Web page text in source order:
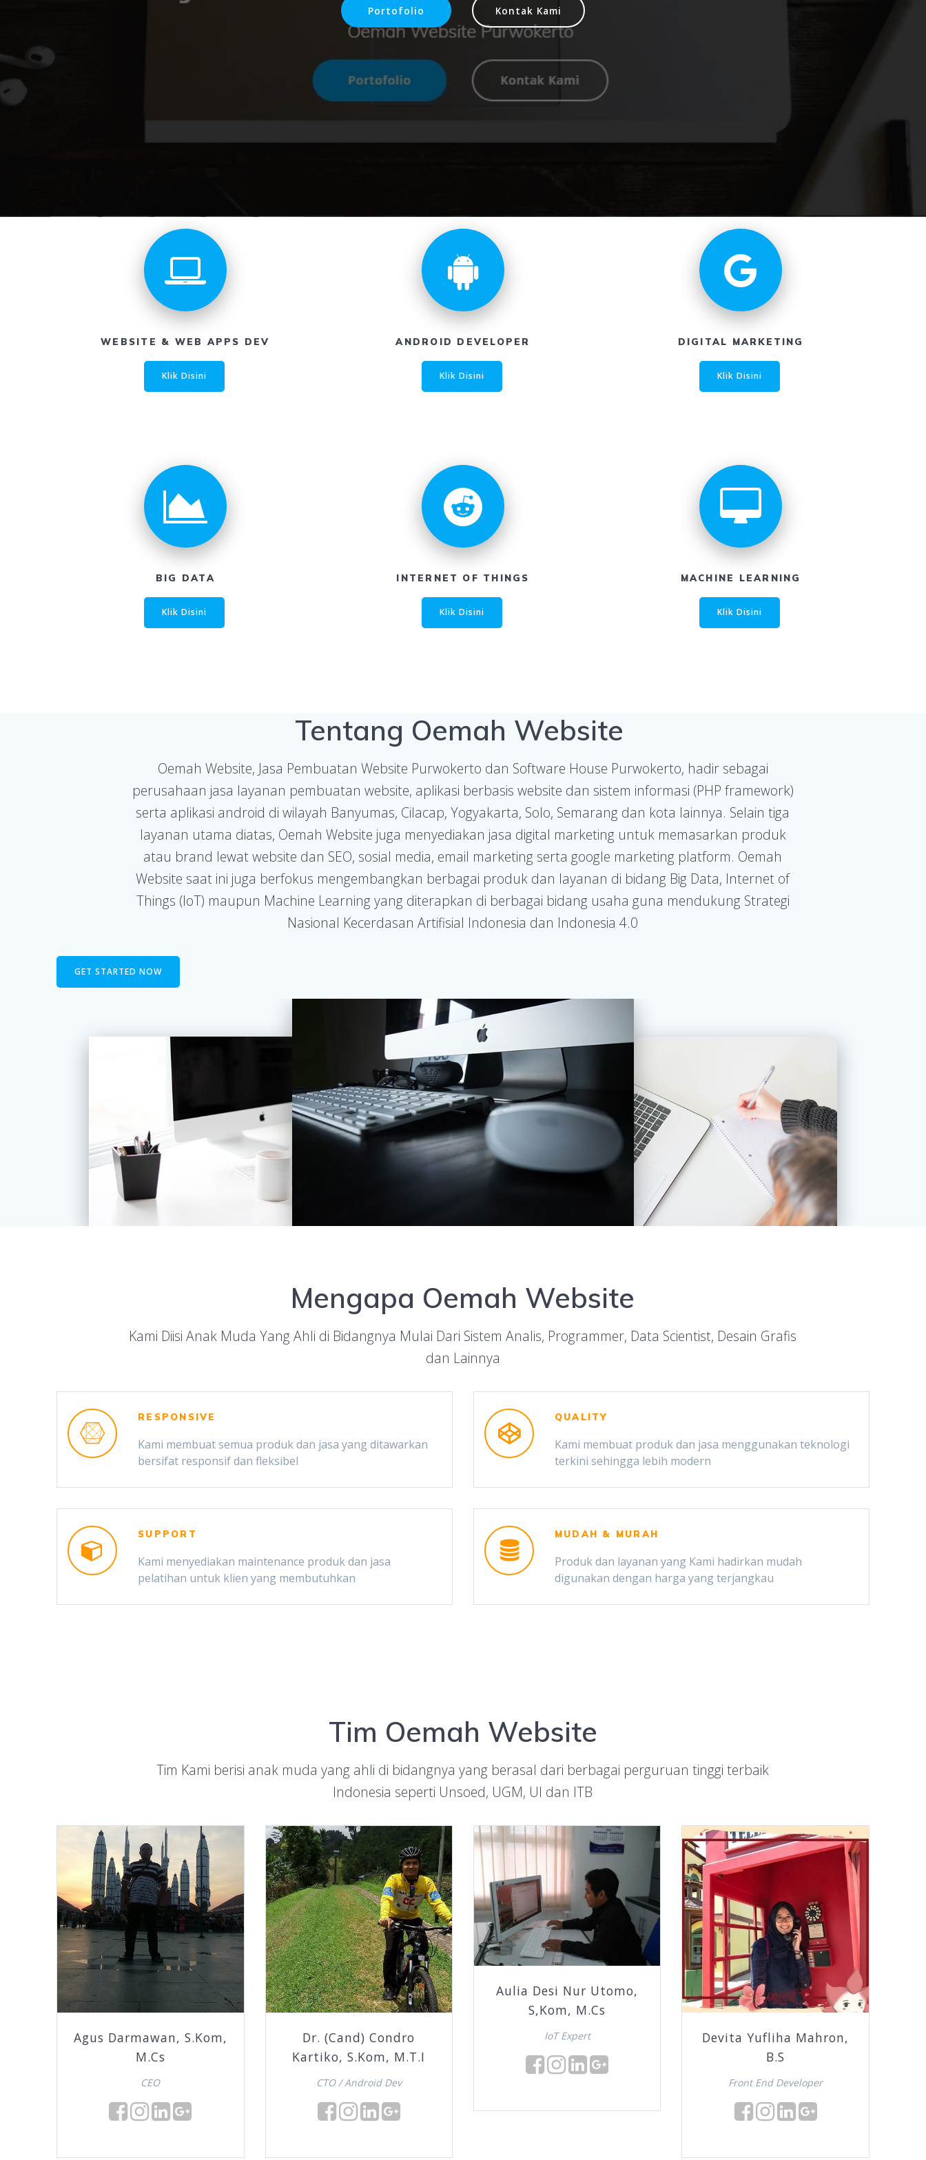
Portofolio Kontak Kami
WEBSITE & WEB APPS DEV
Klik Disini
ANDROID DEVELOPER
Klik Disini
DIGITAL MARKETING
Klik Disini
BIG DATA
Klik Disini
INTERNET OF THINGS
Klik Disini
MACHINE LEARNING
Klik Disini
Tentang Oemah Website
Oemah Website, Jasa Pembuatan Website Purwokerto dan Software House Purwokerto, hadir sebagai
perusahaan jasa layanan pembuatan website, aplikasi berbasis website dan sistem informasi (PHP framework)
serta aplikasi android di wilayah Banyumas, Cilacap, Yogyakarta, Solo, Semarang dan kota lainnya. Selain tiga
layanan utama diatas, Oemah Website juga menyediakan jasa digital marketing untuk memasarkan produk
atau brand lewat website dan SEO, sosial media, email marketing serta google marketing platform. Oemah
Website saat ini juga berfokus mengembangkan berbagai produk dan layanan di bidang Big Data, Internet of
Things (IoT) maupun Machine Learning yang diterapkan di berbagai bidang usaha guna mendukung Strategi
Nasional Kecerdasan Artifisial Indonesia dan Indonesia 4.0
GET STARTED NOW
Mengapa Oemah Website
Kami Diisi Anak Muda Yang Ahli di Bidangnya Mulai Dari Sistem Analis, Programmer, Data Scientist, Desain Grafis
dan Lainnya
RESPONSIVE
Kami membuat semua produk dan jasa yang ditawarkan
bersifat responsif dan fleksibel
QUALITY
Kami membuat produk dan jasa menggunakan teknologi
terkini sehingga lebih modern
SUPPORT
Kami menyediakan maintenance produk dan jasa
pelatihan untuk klien yang membutuhkan
MUDAH & MURAH
Produk dan layanan yang Kami hadirkan mudah
digunakan dengan harga yang terjangkau
Tim Oemah Website
Tim Kami berisi anak muda yang ahli di bidangnya yang berasal dari berbagai perguruan tinggi terbaik
Indonesia seperti Unsoed, UGM, UI dan ITB
Agus Darmawan, S.Kom,
M.Cs
CEO
Dr. (Cand) Condro
Kartiko, S.Kom, M.T.I
CTO / Android Dev
Aulia Desi Nur Utomo,
S,Kom, M.Cs
IoT Expert
Devita Yufliha Mahron,
B.S
Front End Developer